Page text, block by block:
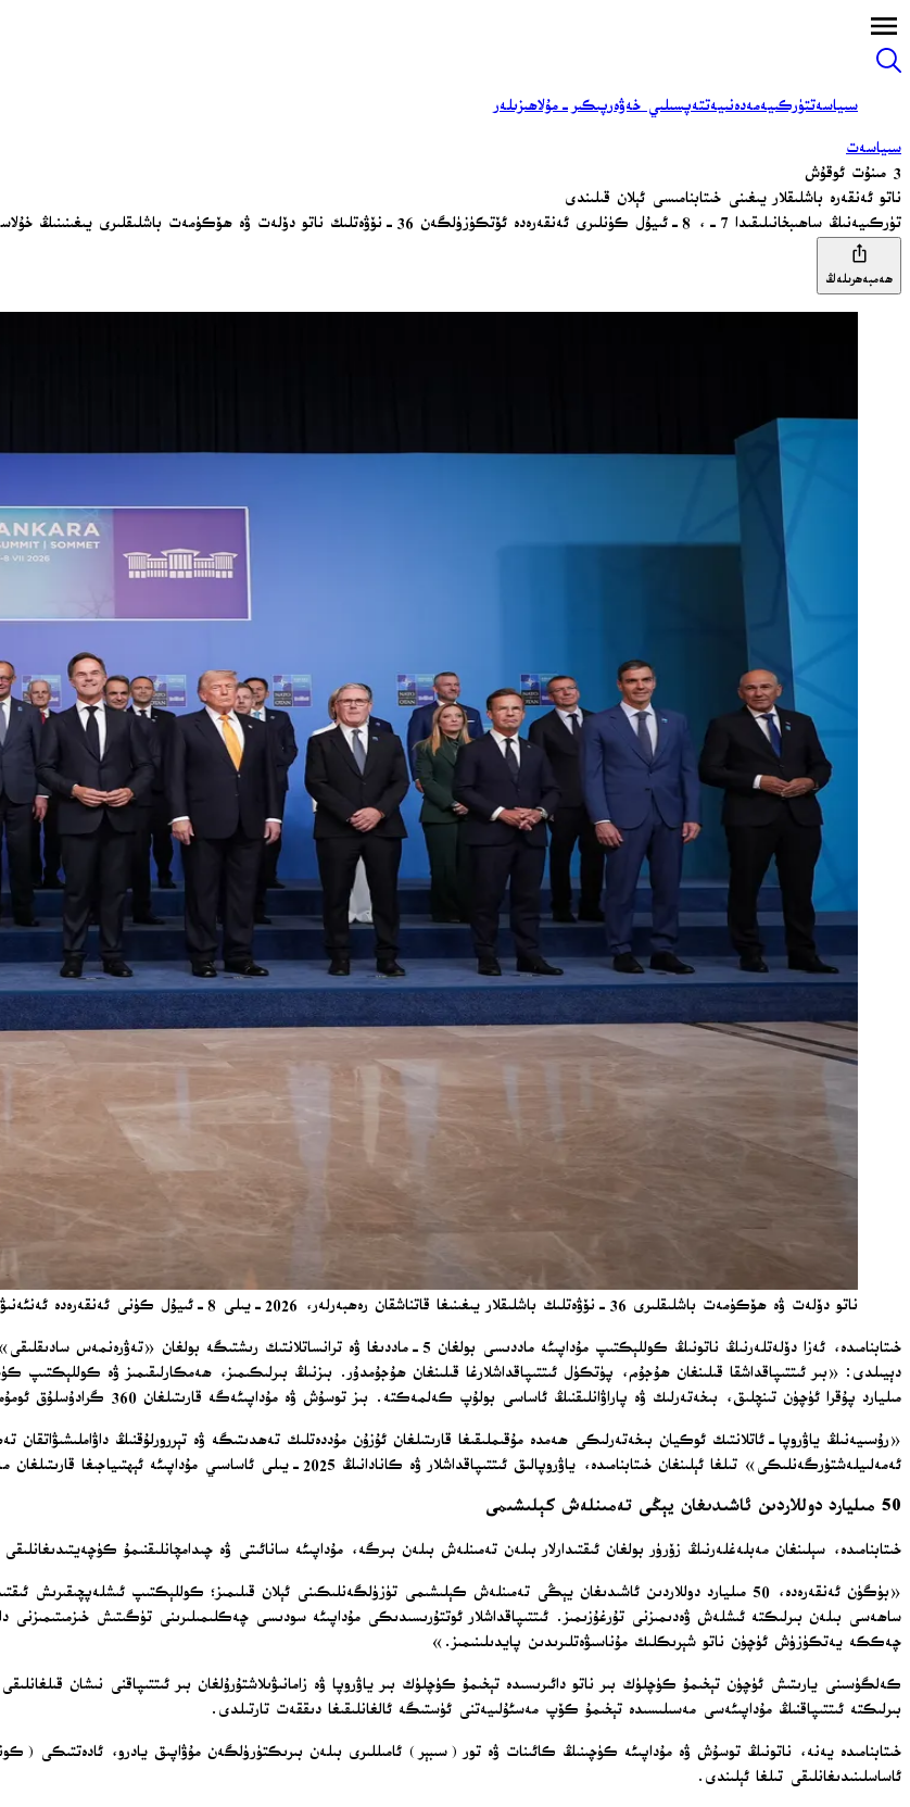
سىياسەتتۈركىيەمەدەنىيەتتەپسىلىي خەۋەرپىكىر-مۇلاھىزىلەر
سىياسەت
3 مىنۇت ئوقۇش
ناتو ئەنقەرە باشلىقلار يىغىنى خىتابنامىسى ئېلان قىلىندى
تۈركىيەنىڭ ساھىبخانىلىقىدا 7-، 8-ئىيۇل كۈنلىرى ئەنقەرەدە ئۆتكۈزۈلگەن 36-نۆۋەتلىك ناتو دۆلەت ۋە ھۆكۈمەت باشلىقلىرى يىغىنىنىڭ خۇلاسە خىتابنامىسى ئېلان قىلىندى.
ھەمبەھرىلەڭ
ناتو دۆلەت ۋە ھۆكۈمەت باشلىقلىرى 36-نۆۋەتلىك باشلىقلار يىغىنىغا قاتناشقان رەھبەرلەر، 2026-يىلى 8-ئىيۇل كۈنى ئەنقەرەدە ئەنئەنىۋى «ئائىلە سۈرىتى»گە چۈشتى. (AA)
خىتابنامىدە، ئەزا دۆلەتلەرنىڭ ناتونىڭ كوللېكتىپ مۇداپىئە ماددىسى بولغان 5-ماددىغا ۋە
مىليارد پۇقرا ئۈچۈن تىنچلىق، بىخەتەرلىك ۋە پاراۋانلىقنىڭ ئاساسى بولۇپ كەلمەكتە. بىز توسۇش ۋە مۇداپىئەگە قارىتىلغان 360 گرادۇسلۇق ئومۇميۈزلۈك قارىشىمىزغا بولغان ساداقىتىمىزنى داۋاملاشتۇرىمىز.»
«رۇسىيەنىڭ ياۋروپا-ئاتلانتىك ئوكيان بىخەتەرلىكى ھەمدە مۇقىملىقىغا قارىتىلغان ئۇزۇن مۇددەتلىك تەھدىتىگە ۋە تېررورلۇقنىڭ داۋاملىشىۋاتقان
ئەمەلىيلەشتۈرگەنلىكى» تىلغا ئېلىنغان خىتابنامىدە، ياۋروپالىق ئىتتىپاقداشلار ۋە كانادانىڭ 2025-يىلى ئاساسىي مۇداپىئە ئېھتىياجىغا قارىتىلغان مەبلىغىنى 139 مىليارد دوللاردىن ئارتۇق ئاشۇرغانلىقى تەكىتلەندى.
50 مىليارد دوللاردىن ئاشىدىغان يېڭى تەمىنلەش كېلىشىمى
خىتابنامىدە، سېلىنغان مەبلەغلەرنىڭ زۆرۈر بولغان ئىقتىدارلار بىلەن تەمىنلەش بىلەن بىرگە، مۇداپىئە سانائىتى ۋە چىدامچانلىقنىمۇ
«بۈگۈن ئەنقەرەدە، 50 مىليارد دوللاردىن ئاشىدىغان يېڭى تەمىنلەش كېلىشىمى تۈزۈلگەنلىكىنى ئېلان قىلىمىز؛ كوللېكتىپ
ساھەسى بىلەن بىرلىكتە ئىشلەش ۋەدىمىزنى تۇرغۇزىمىز. ئىتتىپاقداشلار ئوتتۇرىسىدىكى مۇداپىئە سودىسى چەكلىمىلىرىنى تۈگىتىش
چەككە يەتكۈزۈش ئۈچۈن ناتو شېرىكلىك مۇناسىۋەتلىرىدىن پايدىلىنىمىز.»
كەلگۈسىنى يارىتىش ئۈچۈن تېخىمۇ كۈچلۈك بىر ناتو دائىرىسىدە تېخىمۇ كۈچلۈك بىر ياۋروپا ۋە زامانىۋىلاشتۇرۇلغان بىر ئىتتىپاقنى نىشان قىلغانلىقى
بىرلىكتە ئىتتىپاقنىڭ مۇداپىئەسى مەسىلىسىدە تېخىمۇ كۆپ مەسئۇلىيەتنى ئۈستىگە ئالغانلىقىغا دىققەت تارتىلدى.
خىتابنامىدە يەنە، ناتونىڭ توسۇش ۋە مۇداپىئە كۈچىنىڭ كائىنات ۋە تور (سىبېر) ئامىللىرى بىلەن بىرىكتۈرۈلگەن مۇۋاپىق يادرو، ئادەتتىكى
ئاساسلىنىدىغانلىقى تىلغا ئېلىندى.